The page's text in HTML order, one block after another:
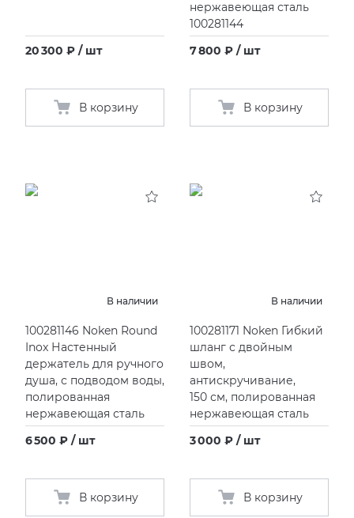
20 300 ₽ / шт
В корзину
нержавеющая сталь
100281144
7 800 ₽ / шт
В корзину
В наличии
100281146 Noken Round
Inox Настенный
держатель для ручного
душа, с подводом воды,
полированная
нержавеющая сталь
6 500 ₽ / шт
В корзину
В наличии
100281171 Noken Гибкий
шланг с двойным
швом,
антискручивание,
150 см, полированная
нержавеющая сталь
3 000 ₽ / шт
В корзину